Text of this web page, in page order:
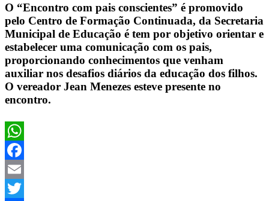
O “Encontro com pais conscientes” é promovido
pelo Centro de Formação Continuada, da Secretaria
Municipal de Educação é tem por objetivo orientar e
estabelecer uma comunicação com os pais,
proporcionando conhecimentos que venham
auxiliar nos desafios diários da educação dos filhos.
O vereador Jean Menezes esteve presente no
encontro.
WhatsApp
Facebook
Email